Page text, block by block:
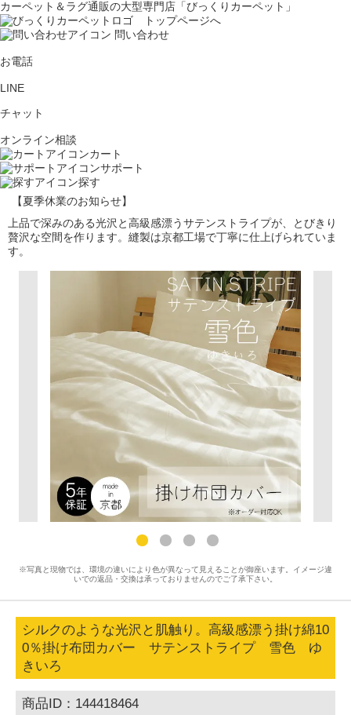
カーペット＆ラグ通販の大型専門店「びっくりカーペット」
問い合わせ
お電話
LINE
チャット
オンライン相談
カート
サポート
探す
【夏季休業のお知らせ】
上品で深みのある光沢と高級感漂うサテンストライプが、とびきり
贅沢な空間を作ります。縫製は京都工場で丁寧に仕上げられていま
す。
※写真と現物では、環境の違いにより色が異なって見えることが御座います。イメージ違
いでの返品・交換は承っておりませんのでご了承下さい。
シルクのような光沢と肌触り。高級感漂う掛け綿10
0％掛け布団カバー サテンストライプ 雪色 ゆ
きいろ
商品ID：144418464